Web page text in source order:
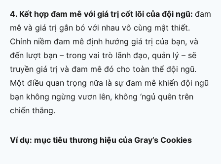
4. Kết hợp đam mê với giá trị cốt lõi của đội ngũ: đam
mê và giá trị gắn bó với nhau vô cùng mật thiết.
Chính niềm đam mê định hướng giá trị của bạn, và
đến lượt bạn – trong vai trò lãnh đạo, quản lý – sẽ
truyền giá trị và đam mê đó cho toàn thể đội ngũ.
Một điều quan trọng nữa là sự đam mê khiến đội ngũ
bạn không ngừng vươn lên, không ‘ngủ quên trên
chiến thắng.
Ví dụ: mục tiêu thương hiệu của Gray’s Cookies